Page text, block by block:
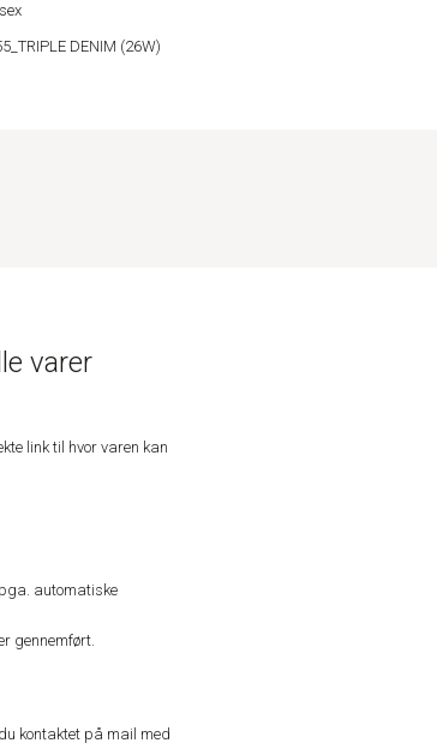
DENIM (26W)
varer
link til hvor varen kan
automatiske
gennemført.
kontaktet på mail med